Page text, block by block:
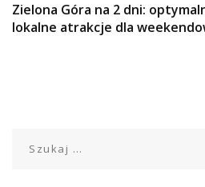
Zielona Góra na 2 dni:
lokalne atrakcje dla